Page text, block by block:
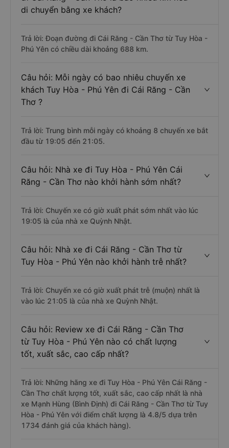
di chuyển bằng xe khách?
Trả lời: Đoạn đường đi Cái Răng - Cần Thơ từ Tuy Hòa -
Phú Yên có chiều dài khoảng 688 km.
Câu hỏi: Mỗi ngày có bao nhiêu chuyến xe
khách Tuy Hòa - Phú Yên đi Cái Răng - Cần
Thơ ?
Trả lời: Trung bình mỗi ngày có khoảng 8 chuyến xe bắt
đầu từ 19:05 đến 21:05.
Câu hỏi: Nhà xe đi Tuy Hòa - Phú Yên Cái
Răng - Cần Thơ nào khởi hành sớm nhất?
Trả lời: Chuyến xe có giờ xuất phát sớm nhất vào lúc
19:05 là của nhà xe Quỳnh Nhật.
Câu hỏi: Nhà xe đi Cái Răng - Cần Thơ từ
Tuy Hòa - Phú Yên nào khởi hành trễ nhất?
Trả lời: Chuyến xe có giờ xuất phát trễ (muộn) nhất là
vào lúc 21:05 là của nhà xe Quỳnh Nhật.
Câu hỏi: Review xe đi Cái Răng - Cần Thơ
từ Tuy Hòa - Phú Yên nào có chất lượng
tốt, xuất sắc, cao cấp nhất?
Trả lời: Những hãng xe đi Tuy Hòa - Phú Yên Cái Răng -
Cần Thơ chất lượng tốt, xuất sắc, cao cấp nhất là nhà
xe Mạnh Hùng (Bình Định) đi Cái Răng - Cần Thơ từ Tuy
Hòa - Phú Yên với điểm chất lượng là 4.8/5 dựa trên
1734 đánh giá của khách hàng).